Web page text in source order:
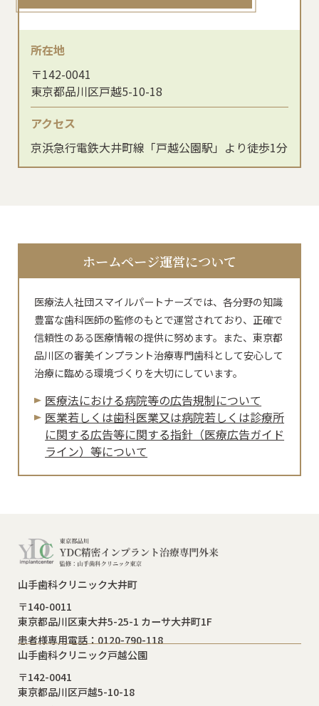
所在地
〒142-0041
東京都品川区戸越5-10-18
アクセス
京浜急行電鉄大井町線「戸越公園駅」より徒歩1分
ホームページ運営について
医療法人社団スマイルパートナーズでは、各分野の知識
豊富な歯科医師の監修のもとで運営されており、正確で
信頼性のある医療情報の提供に努めます。また、東京都
品川区の審美インプラント治療専門歯科として安心して
治療に臨める環境づくりを大切にしています。
医療法における病院等の広告規制について
医業若しくは⻭科医業⼜は病院若しくは診療所
に関する広告等に関する指針（医療広告ガイド
ライン）等について
山手歯科クリニック大井町
〒140-0011
東京都品川区東大井5-25-1 カーサ大井町1F
患者様専用電話：0120-790-118
山手歯科クリニック戸越公園
〒142-0041
東京都品川区戸越5-10-18